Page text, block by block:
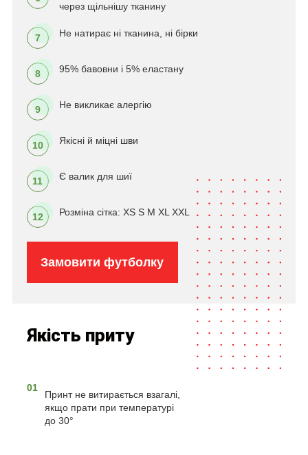
через щільнішу тканину
7 Не натирає ні тканина, ні бірки
8 95% бавовни і 5% еластану
9 Не викликає алергію
10 Якісні й міцні шви
11 Є валик для шиї
12 Розміна сітка: XS S M XL XXL
Замовити футболку
Якість приту
01
Принт не витирається взагалі,
якщо прати при температурі
до 30°